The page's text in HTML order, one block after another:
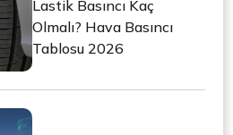
Lastik Basıncı Kaç
Olmalı? Hava Basıncı
Tablosu 2026